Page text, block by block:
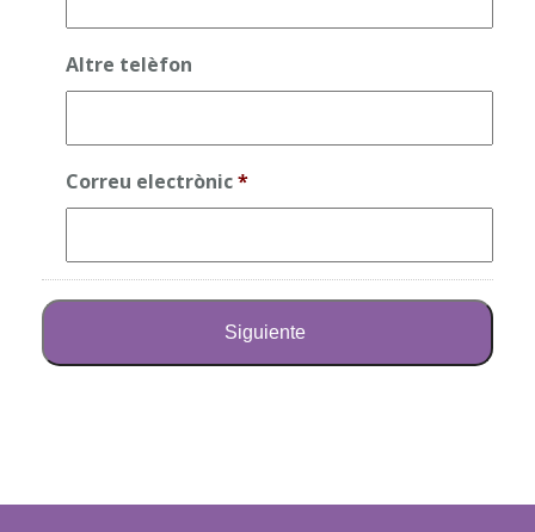
Altre telèfon
Correu electrònic*